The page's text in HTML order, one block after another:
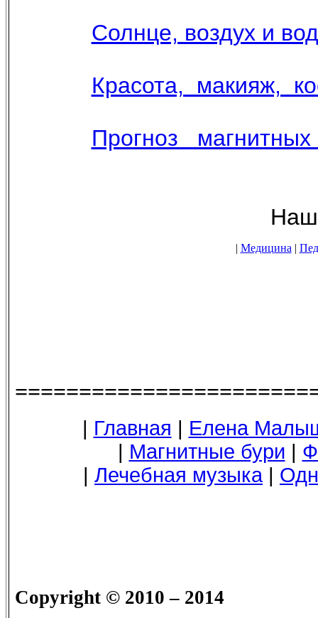
Солнце, воздух и
Красота, макияж,
Прогноз
Наши новостные
| Медицина |
| Главная | Елена
| Магнитные бури |
| Лечебная музыка|
Copyright© 2010 – 2014